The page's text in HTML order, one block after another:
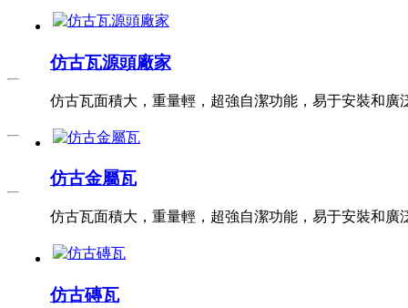
仿古瓦源頭廠家
仿古瓦面積大，重量輕，超強自潔功能，易于安裝和
仿古金屬瓦
仿古瓦面積大，重量輕，超強自潔功能，易于安裝和
仿古磚瓦